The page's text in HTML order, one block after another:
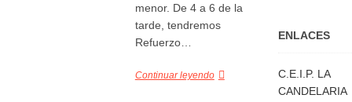
menor. De 4 a 6 de la
tarde, tendremos
Refuerzo…
Continuar leyendo
ENLACES
C.E.I.P. LA
CANDELARIA